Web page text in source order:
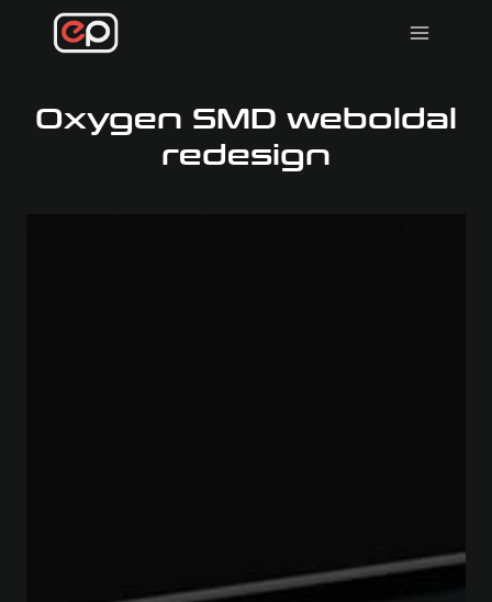
content
Oxygen SMD weboldal
redesign